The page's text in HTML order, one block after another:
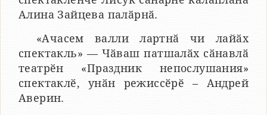
Алина Зайцева палӑрнӑ.
«Ачасем валли лартнӑ чи лайӑх
спектакль» — Чӑваш патшалӑх сӑнавлӑ
театрӗн «Праздник непослушания»
спектаклӗ, унӑн режиссӗрӗ – Андрей
Аверин.